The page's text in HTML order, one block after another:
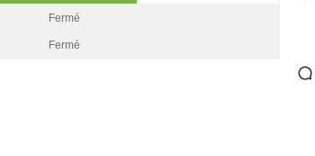
Fermé
Fermé